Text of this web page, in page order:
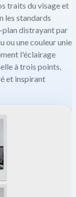
traits du visage et
les standards
plan distrayant par
ou une couleur unie
l'éclairage
à trois points,
et inspirant